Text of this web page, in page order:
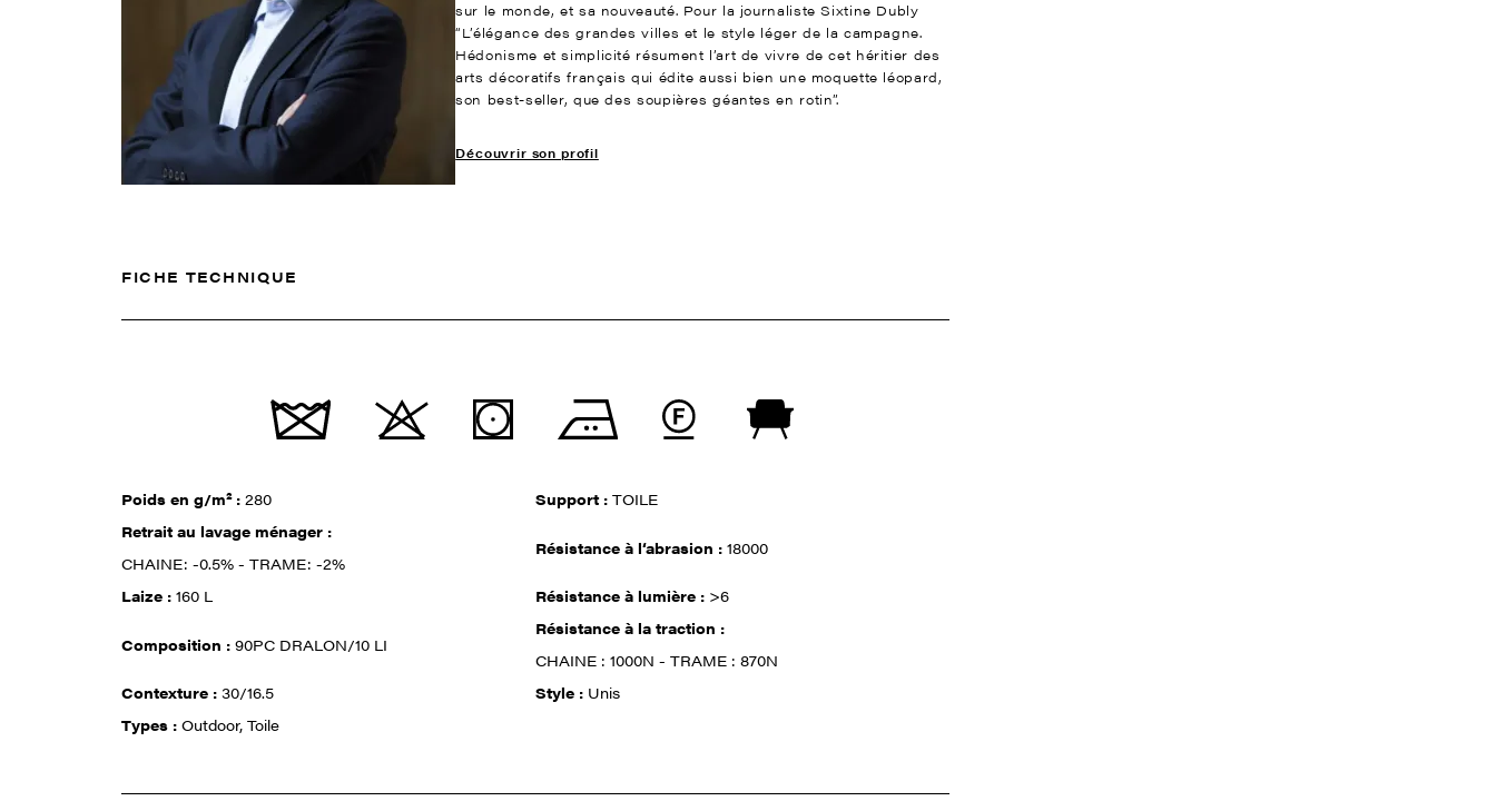
sur le monde, et sa nouveauté. Pour la journaliste Sixtine Dubly
“L’élégance des grandes villes et le style léger de la campagne.
Hédonisme et simplicité résument l’art de vivre de cet héritier des
arts décoratifs français qui édite aussi bien une moquette léopard,
son best-seller, que des soupières géantes en rotin”.
Découvrir son profil
FICHE TECHNIQUE
Poids en g/m² :280 Support :TOILE
Retrait au lavage ménager :
CHAINE: -0.5% - TRAME: -2%
Résistance à l‘abrasion :18000
Laize :160 L Résistance à lumière : >6
Composition :90PC DRALON/10 LI
Résistance à la traction :
CHAINE : 1000N - TRAME : 870N
Contexture :30/16.5 Style : Unis
Types :Outdoor, Toile